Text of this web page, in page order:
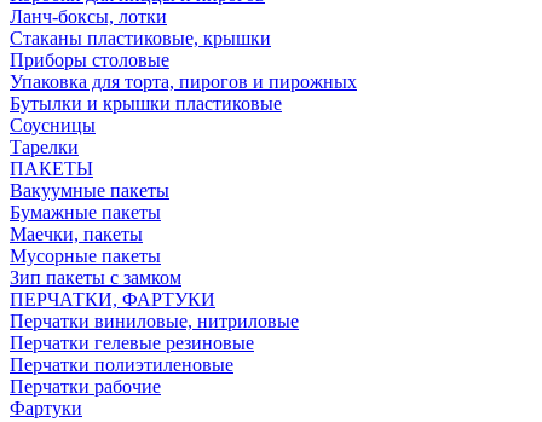
Ланч-боксы, лотки
Стаканы пластиковые, крышки
Приборы столовые
Упаковка для торта, пирогов и пирожных
Бутылки и крышки пластиковые
Соусницы
Тарелки
ПАКЕТЫ
Вакуумные пакеты
Бумажные пакеты
Маечки, пакеты
Мусорные пакеты
Зип пакеты с замком
ПЕРЧАТКИ, ФАРТУКИ
Перчатки виниловые, нитриловые
Перчатки гелевые резиновые
Перчатки полиэтиленовые
Перчатки рабочие
Фартуки